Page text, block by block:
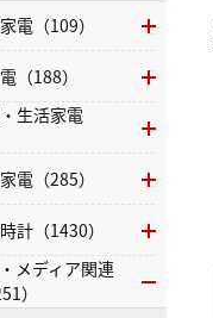
電（109）
（188）
生活家電
電（285）
計（1430）
メディア関連
）